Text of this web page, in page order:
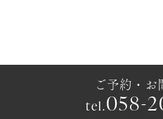
ご予約・お
tel.058-